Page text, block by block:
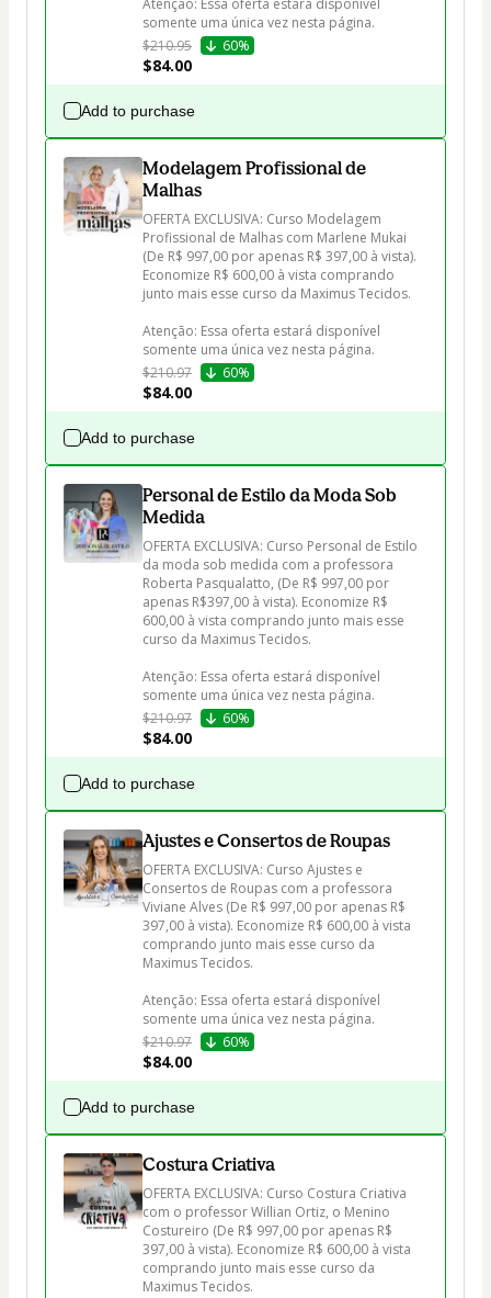
Atenção: Essa oferta estará disponível
$210.95
60%
$84.00
Add to purchase
Modelagem Profissional de
Malhas
OFERTA EXCLUSIVA: Curso Modelagem
Profissional de Malhas com Marlene Mukai
(De R$ 997,00 por apenas R$ 397,00 à vista).
Economize R$ 600,00 à vista comprando
junto mais esse curso da Maximus Tecidos.
Atenção: Essa oferta estará disponível
$210.97
60%
$84.00
Add to purchase
Personal de Estilo da Moda Sob
Medida
OFERTA EXCLUSIVA: Curso Personal de Estilo
da moda sob medida com a professora
Roberta Pasqualatto, (De R$ 997,00 por
apenas R$397,00 à vista). Economize R$
600,00 à vista comprando junto mais esse
curso da Maximus Tecidos.
Atenção: Essa oferta estará disponível
$210.97
60%
$84.00
Add to purchase
Ajustes e Consertos de Roupas
OFERTA EXCLUSIVA: Curso Ajustes e
Consertos de Roupas com a professora
Viviane Alves (De R$ 997,00 por apenas R$
397,00 à vista). Economize R$ 600,00 à vista
comprando junto mais esse curso da
Maximus Tecidos.
Atenção: Essa oferta estará disponível
$210.97
60%
$84.00
Add to purchase
Costura Criativa
OFERTA EXCLUSIVA: Curso Costura Criativa
com o professor Willian Ortiz, o Menino
Costureiro (De R$ 997,00 por apenas R$
397,00 à vista). Economize R$ 600,00 à vista
comprando junto mais esse curso da
Maximus Tecidos.